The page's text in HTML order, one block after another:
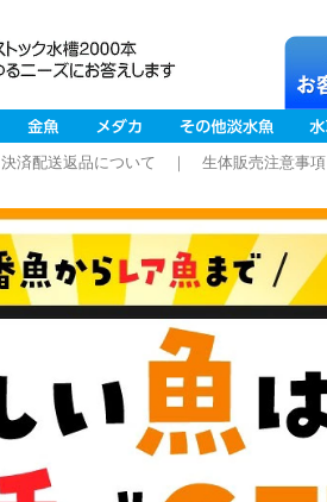
決済配送返品について ｜ 生体販売注意事項